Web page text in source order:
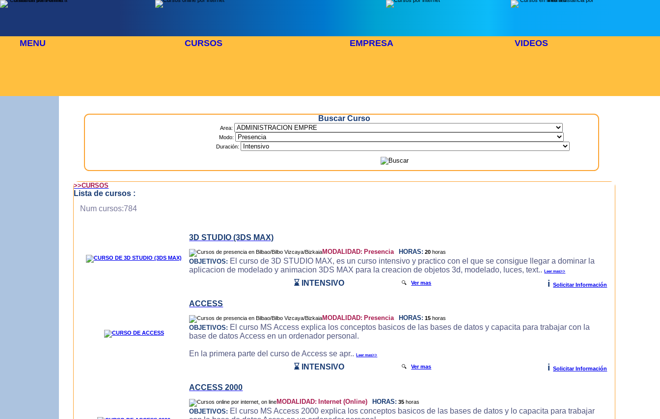
MENU CURSOS EMPRESA VIDEOS
Buscar Curso
Area:
Modo:
Duración:
>>CURSOS
Lista de cursos :
Num cursos:784
3D STUDIO (3DS MAX)
MODALIDAD: Presencia HORAS: 20 horas
OBJETIVOS: El curso de 3D STUDIO MAX, es un curso intensivo y practico con el que se consigue llegar a dominar la
aplicacion de modelado y animacion 3DS MAX para la creacion de objetos 3d, modelado, luces, text..Leer mas>>
⌛ INTENSIVO 🔍Ver mas i Solicitar Información
ACCESS
MODALIDAD: Presencia HORAS: 15 horas
OBJETIVOS: El curso MS Access explica los conceptos basicos de las bases de datos y capacita para trabajar con la
base de datos Access en un ordenador personal.
En la primera parte del curso de Access se apr..Leer mas>>
⌛ INTENSIVO 🔍Ver mas i Solicitar Información
ACCESS 2000
MODALIDAD: Internet (Online) HORAS: 35 horas
OBJETIVOS: El curso MS Access 2000 explica los conceptos basicos de las bases de datos y lo capacita para trabajar